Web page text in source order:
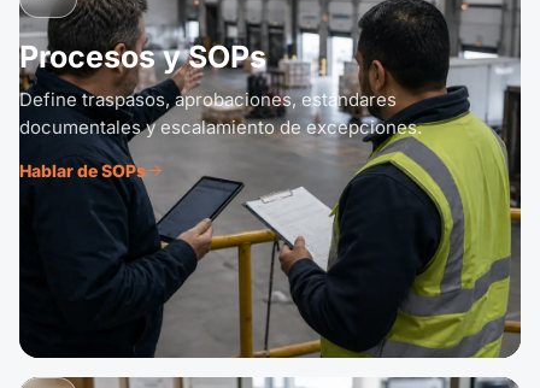
Procesos y SOPs
Define traspasos, aprobaciones, estándares
documentales y escalamiento de excepciones.
Hablar de SOPs